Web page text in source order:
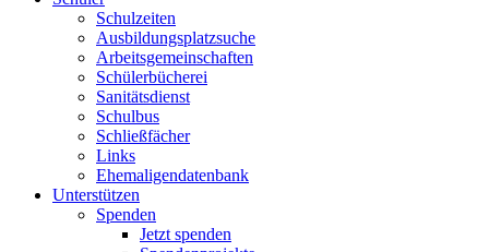
Schulzeiten
Ausbildungsplatzsuche
Arbeitsgemeinschaften
Schülerbücherei
Sanitätsdienst
Schulbus
Schließfächer
Links
Ehemaligendatenbank
Unterstützen
Spenden
Jetzt spenden